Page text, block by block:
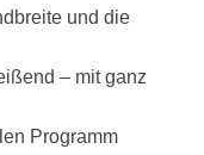
und die
– mit ganz
Programm